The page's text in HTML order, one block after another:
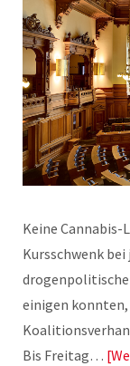
Keine
Kursschwenk
einigen
Bis Freitag…